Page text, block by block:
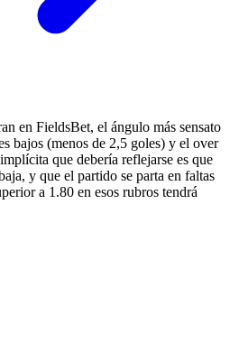
en FieldsBet, el ángulo más sensato
bajos (menos de 2,5 goles) y el over
que debería reflejarse es que
y que el partido se parta en faltas
a 1.80 en esos rubros tendrá